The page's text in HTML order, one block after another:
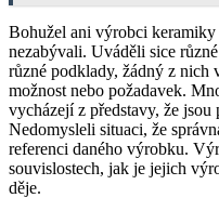
Bohužel ani výrobci
nezabývali. Uváděli sice
různé podklady, žádný z nich
možnost nebo požadavek.
vycházejí z představy, že
Nedomysleli situaci, že
referenci daného výrobku.
souvislostech, jak je jejich
děje.